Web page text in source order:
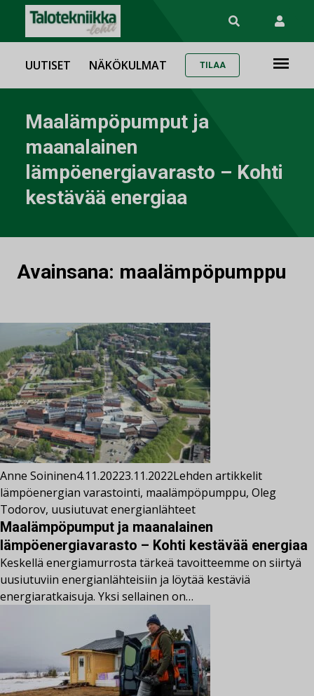
UUTISET NÄKÖKULMAT TILAA
Maalämpöpumput ja
maanalainen
lämpöenergiavarasto – Kohti
kestävää energiaa
Avainsana: maalämpöpumppu
Anne Soininen4.11.20223.11.2022Lehden artikkelit
lämpöenergian varastointi, maalämpöpumppu, Oleg
Todorov, uusiutuvat energianlähteet
Maalämpöpumput ja maanalainen
lämpöenergiavarasto – Kohti kestävää energiaa
Keskellä energiamurrosta tärkeä tavoitteemme on siirtyä
uusiutuviin energianlähteisiin ja löytää kestäviä
energiaratkaisuja. Yksi sellainen on…